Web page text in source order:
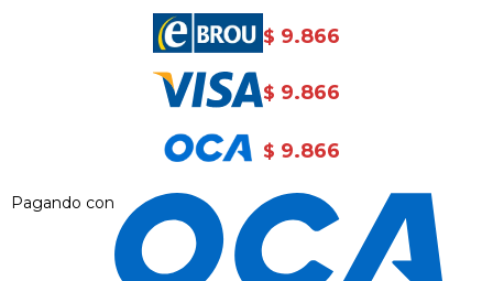
$ 9.866
$ 9.866
$ 9.866
Pagando con